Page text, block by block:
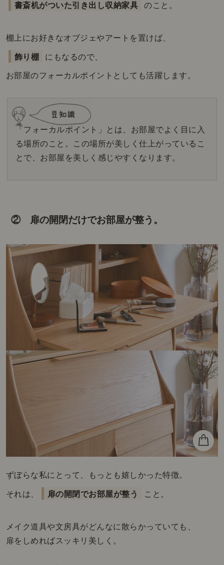
書斎机がついた引き出し収納家具 のこと。
棚上にお好きなオブジェやアートを置けば、
飾り棚 にもなるので、
お部屋のフォーカルポイントとしても活躍します。
「フォーカルポイント」とは、お部屋でよく目に入
る場所のこと。この場所が美しく仕上がっているこ
とで、お部屋を美しく感じやすくなります。
② 扉の開閉だけでお部屋が整う。
ずぼらな私にとって、もっとも嬉しかった特徴。
それは、 扉の開閉でお部屋が整う こと。
メイク道具や文房具がどんなに散らかっていても、
扉をしめればスッキリ美しく。